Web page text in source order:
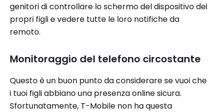
genitori di controllare lo schermo del dispositivo dei
propri figli e vedere tutte le loro notifiche da
remoto.
Monitoraggio del telefono circostante
Questo è un buon punto da considerare se vuoi che
i tuoi figli abbiano una presenza online sicura.
Sfortunatamente, T-Mobile non ha questa